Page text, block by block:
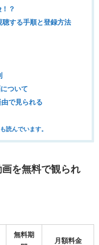
？
聴する手順と登録方法
ついて
で見られる
読んでいます。
画を無料で観られ
無料期
月額料金